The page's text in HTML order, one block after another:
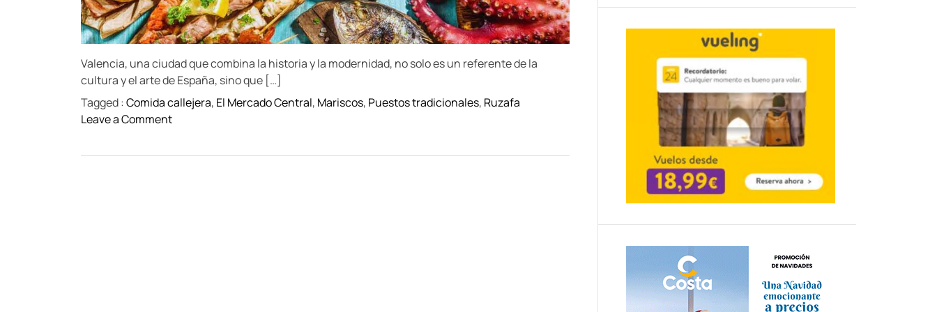
Valencia, una ciudad que combina la historia y la modernidad, no solo es un referente de la
cultura y el arte de España, sino que […]
Tagged :Comida callejera, El Mercado Central, Mariscos, Puestos tradicionales, Ruzafa
Leave a Commento
L